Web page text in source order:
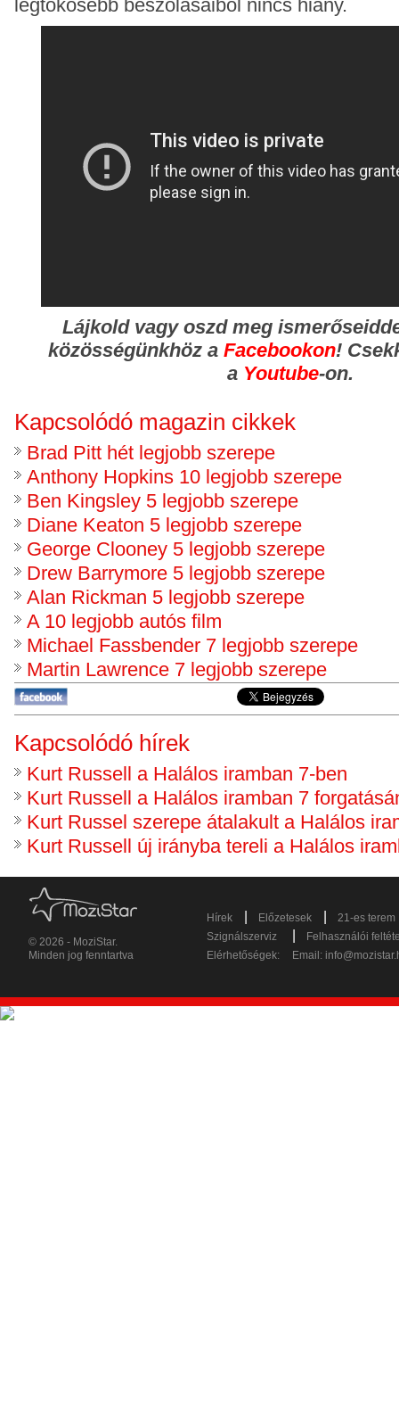
legtökösebb beszólásaiból nincs hiány.
Lájkold vagy oszd meg
közösségünkhöz a Facebookon!
a Youtube-on.
Kapcsolódó magazin cikkek
Brad Pitt hét legjobb szerepe
Anthony Hopkins 10 legjobb szerepe
Ben Kingsley 5 legjobb szerepe
Diane Keaton 5 legjobb szerepe
George Clooney 5 legjobb szerepe
Drew Barrymore 5 legjobb szerepe
Alan Rickman 5 legjobb szerepe
A 10 legjobb autós film
Michael Fassbender 7 legjobb szerepe
Martin Lawrence 7 legjobb szerepe
Kapcsolódó hírek
Kurt Russell a Halálos iramban 7-ben
Kurt Russell a Halálos iramban 7
Kurt Russel szerepe átalakult a Halálos
Kurt Russell új irányba tereli a Halálos
© 2026 - MoziStar.
Minden jog fenntartva
Hírek Előzetesek
21-es terem
Szignálszerviz
Felhasználói
Elérhetőségek:
Email: